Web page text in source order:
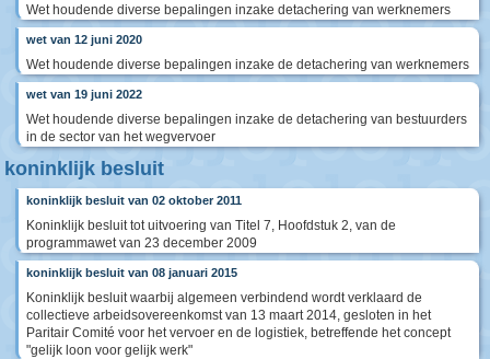
Wet houdende diverse bepalingen inzake detachering van werknemers
wet van 12 juni 2020
Wet houdende diverse bepalingen inzake de detachering van werknemers
wet van 19 juni 2022
Wet houdende diverse bepalingen inzake de detachering van bestuurders
in de sector van het wegvervoer
koninklijk besluit
koninklijk besluit van 02 oktober 2011
Koninklijk besluit tot uitvoering van Titel 7, Hoofdstuk 2, van de
programmawet van 23 december 2009
koninklijk besluit van 08 januari 2015
Koninklijk besluit waarbij algemeen verbindend wordt verklaard de
collectieve arbeidsovereenkomst van 13 maart 2014, gesloten in het
Paritair Comité voor het vervoer en de logistiek, betreffende het concept
"gelijk loon voor gelijk werk"